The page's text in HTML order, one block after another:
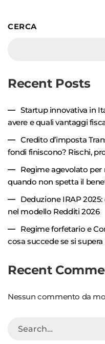
CERCA
Recent Posts
Startup innovativa in
avere e quali vantaggi
Credito d’imposta
fondi finiscono? Rischi,
Regime agevolato per
quando non spetta il
Deduzione IRAP
nel modello Redditi 2026
Regime forfetario e
cosa succede se si
Recent
Nessun commento da